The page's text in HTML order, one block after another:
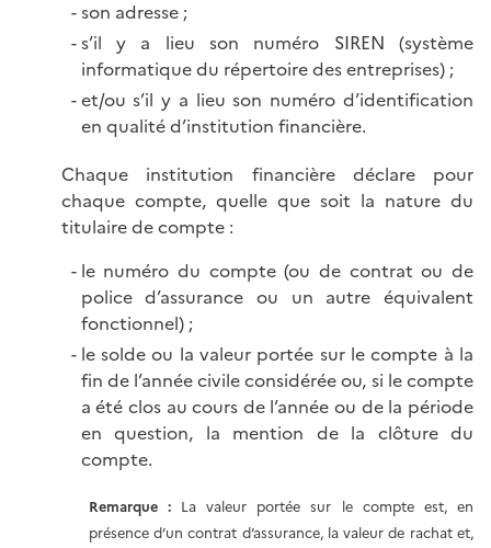
son adresse ;
s’il y a lieu son numéro SIREN (système
informatique du répertoire des entreprises) ;
et/ou s’il y a lieu son numéro d’identification
en qualité d’institution financière.
Chaque institution financière déclare pour
chaque compte, quelle que soit la nature du
titulaire de compte :
le numéro du compte (ou de contrat ou de
police d’assurance ou un autre équivalent
fonctionnel) ;
le solde ou la valeur portée sur le compte à la
fin de l’année civile considérée ou, si le compte
a été clos au cours de l’année ou de la période
en question, la mention de la clôture du
compte.
Remarque : La valeur portée sur le compte est, en
présence d’un contrat d’assurance, la valeur de rachat et,